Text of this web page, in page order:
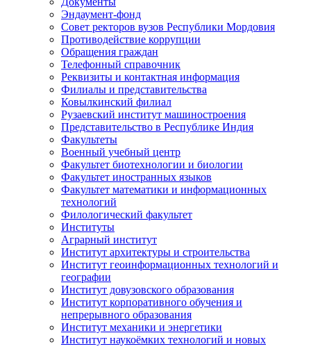
Эндаумент-фонд
Совет ректоров вузов Республики Мордовия
Противодействие коррупции
Обращения граждан
Телефонный справочник
Реквизиты и контактная информация
Филиалы и представительства
Ковылкинский филиал
Рузаевский институт машиностроения
Представительство в Республике Индия
Факультеты
Военный учебный центр
Факультет биотехнологии и биологии
Факультет иностранных языков
Факультет математики и информационных
технологий
Филологический факультет
Институты
Аграрный институт
Институт архитектуры и строительства
Институт геоинформационных технологий и
географии
Институт довузовского образования
Институт корпоративного обучения и
непрерывного образования
Институт механики и энергетики
Институт наукоёмких технологий и новых